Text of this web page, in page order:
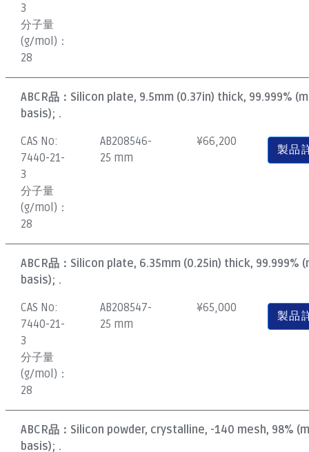
3
分子量
(g/mol)：
28
ABCR品： Silicon plate, 9.5mm (0.37in) thick, 99.999%
basis); .
CAS No:
7440-21-
3
分子量
(g/mol)：
28
AB208546-
25 mm
¥66,200
製品
ABCR品： Silicon plate, 6.35mm (0.25in) thick, 99.999%
basis); .
CAS No:
7440-21-
3
分子量
(g/mol)：
28
AB208547-
25 mm
¥65,000
製品
ABCR品： Silicon powder, crystalline, -140 mesh, 98%
basis); .